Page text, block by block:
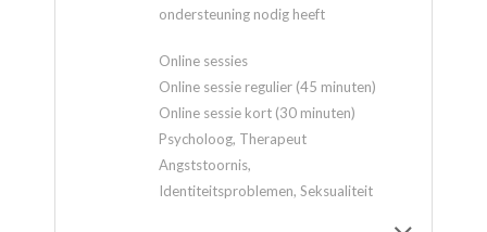
ondersteuning nodig heeft
Online sessies
Online sessie regulier (45 minuten)
Online sessie kort (30 minuten)
Psycholoog, Therapeut
Angststoornis,
Identiteitsproblemen, Seksualiteit